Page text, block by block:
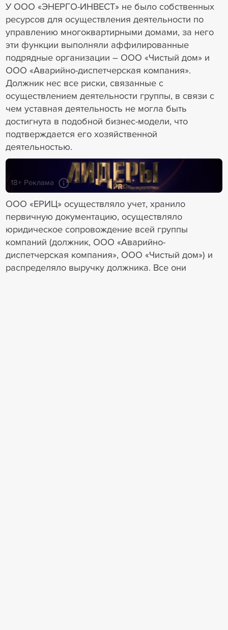
У ООО «ЭНЕРГО-ИНВЕСТ» не было собственных
ресурсов для осуществления деятельности по
управлению многоквартирными домами, за него
эти функции выполняли аффилированные
подрядные организации – ООО «Чистый дом» и
ООО «Аварийно-диспетчерская компания».
Должник нес все риски, связанные с
осуществлением деятельности группы, в связи с
чем уставная деятельность не могла быть
достигнута в подобной бизнес-модели, что
подтверждается его хозяйственной
деятельностью.
18+ Реклама
ООО «ЕРИЦ» осуществляло учет, хранило
первичную документацию, осуществляло
юридическое сопровождение всей группы
компаний (должник, ООО «Аварийно-
диспетчерская компания», ООО «Чистый дом») и
распределяло выручку должника. Все они